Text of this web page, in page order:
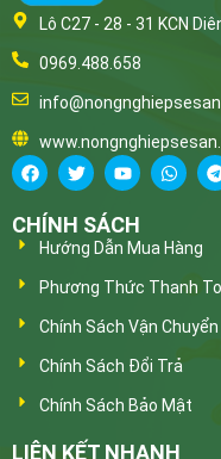
Lô C27 - 28 - 31 KCN
0969.488.658
CHÍNH SÁCH
Hướng Dẫn Mua Hàng
Phương Thức Thanh
Chính Sách Vận Chuyển
Chính Sách Đổi Trả
Chính Sách Bảo Mật
LIÊN KẾT NHANH